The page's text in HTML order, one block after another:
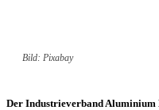
Bild: Pixabay
Der Industrieverband Aluminium